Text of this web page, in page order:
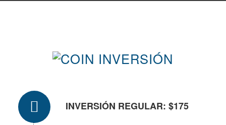
INVERSIÓN
INVERSIÓN REGULAR: $175